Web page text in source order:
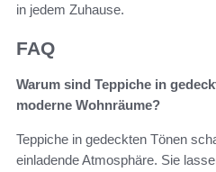
in jedem Zuhause.
FAQ
Warum sind Teppiche in
moderne Wohnräume?
Teppiche in gedeckten Tönen
einladende Atmosphäre. Sie